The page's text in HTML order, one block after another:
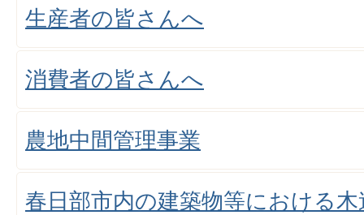
生産者の皆さんへ
消費者の皆さんへ
農地中間管理事業
春日部市内の建築物等における